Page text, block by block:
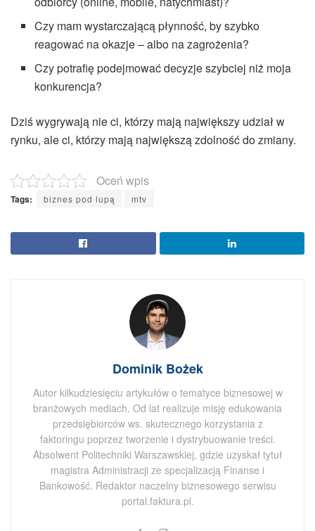
Czy mam wystarczającą płynność, by szybko
reagować na okazje – albo na zagrożenia?
Czy potrafię podejmować decyzje szybciej niż moja
konkurencja?
Dziś wygrywają nie ci, którzy mają największy udział w
rynku, ale ci, którzy mają największą zdolność do zmiany.
Oceń wpis
Tags: biznes pod lupą mtv
Dominik Bożek
Autor kilkudziesięciu artykułów o tematyce biznesowej w
branżowych mediach. Od lat realizuje misję edukowania
przedsiębiorców ws. skutecznego korzystania z
faktoringu poprzez tworzenie i dystrybuowanie treści.
Absolwent Politechniki Warszawskiej, gdzie uzyskał tytuł
magistra Administracji ze specjalizacją Finanse i
Bankowość. Redaktor naczelny biznesowego serwisu
portal.faktura.pl.